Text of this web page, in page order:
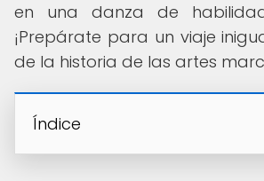
en una danza de
¡Prepárate para un viaje
de la historia de las artes
Índice